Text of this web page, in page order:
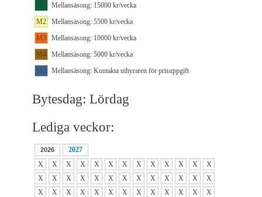
M1
Mellansäsong: 15000 kr/vecka
M2
Mellansäsong: 5500 kr/vecka
M3
Mellansäsong: 10000 kr/vecka
M4
Mellansäsong: 5000 kr/vecka
M5
Mellansäsong: Kontakta uthyraren för prisuppgift
Bytesdag: Lördag
Lediga veckor:
2026
2027
X
X X X X X X X X X X X
X
X
X X X X X X X X X X X
X
X
X X X X X X X X X X X
X